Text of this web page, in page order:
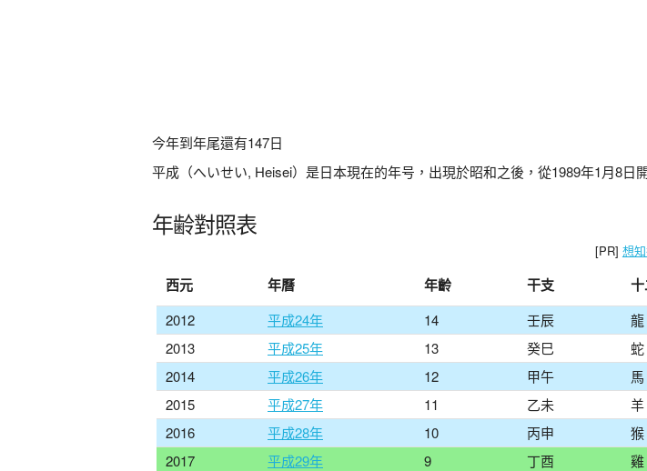
今年到年尾還有147日
平成（へいせい, Heisei）是日本現在的年号，出現於昭和之後，從1989年1月8日
年齢對照表
[PR] 想
西元 年曆 年齡 干支
2012 平成24年 14 壬辰
龍
2013
平成25年 13 癸巳
蛇
2014
平成26年 12 甲午
馬
2015
平成27年 11 乙未
羊
2016
平成28年 10 丙申
猴
2017
平成29年 9 丁酉
雞